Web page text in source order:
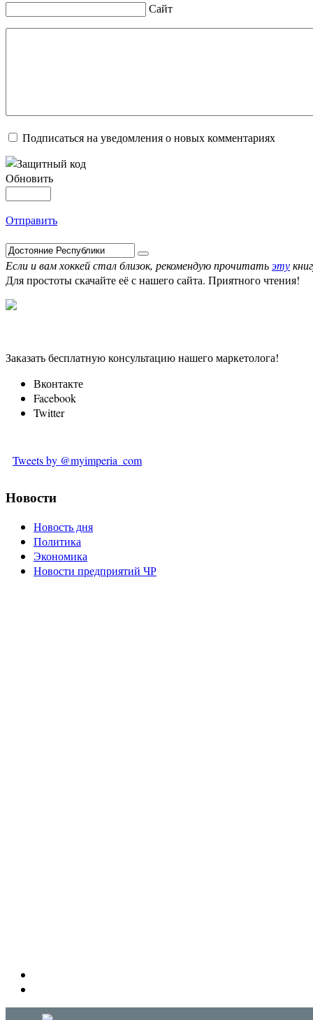
Сайт
Подписаться на уведомления о новых комментариях
Обновить
Отправить
Если и вам хоккей стал близок, рекомендую прочитатьэту
Для простоты скачайте её с нашего сайта. Приятного чтения!
Заказать бесплатную консультацию нашего маркетолога!
Вконтакте
Facebook
Twitter
Tweets by @myimperia_com
Новости
Новость дня
Политика
Экономика
Новости предприятий ЧР